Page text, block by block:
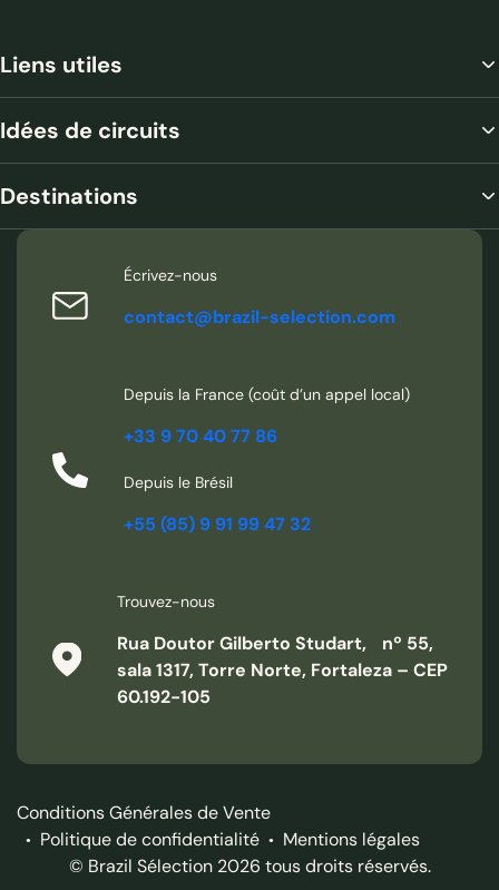
Liens utiles
Idées de circuits
Destinations
Écrivez-nous
contact@brazil-selection.com
Depuis la France (coût d’un appel local)
+33 9 70 40 77 86
Depuis le Brésil
+55 (85) 9 91 99 47 32
Trouvez-nous
Rua Doutor Gilberto Studart, nº 55,
sala 1317, Torre Norte, Fortaleza – CEP
60.192-105
Conditions Générales de Vente
Politique de confidentialité
Mentions légales
© Brazil Sélection 2026 tous droits réservés.